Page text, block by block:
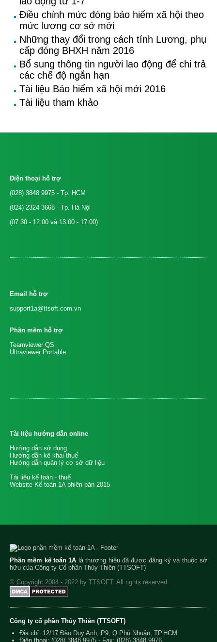
Điều chỉnh mức đóng bảo hiểm xã hội theo
mức lương cơ sở mới
Những thay đổi trong cách tính Lương, phụ
cấp đóng BHXH năm 2016
Bổ sung thông tin người lao động để chi trả
các chế độ ngắn hạn
Tài liệu Bảo hiểm xã hội mới 2016
Tài liệu tham khảo
Điện thoại hỗ trợ
(028) 3848 9975 - Tp. HCM
(024) 2324 3668 - Tp. Hà Nội
(07:30 - 12:00 và 13:00 - 17:00)
Email hỗ trợ
support1a@ttsoft.com.vn
Phần mềm hỗ trợ
Teamviewer QS
Ultraviewer Portable
Tài liệu hướng dẫn online
Hướng dẫn sử dụng
Hướng dẫn kê khai thuế
Hướng dẫn quản lý cơ sở dữ liệu
Tài liệu kế toán - thuế
Website Kế toán 1A phiên bản 2015
Phần mềm kế toán 1A là thương hiệu đã được đăng ký và thuộc sở
hữu của Công ty Cổ phần Thủy Thiên (TTSOFT)
© Copyright 2004 - 2022 by TTSOFT. All rights reserved.
Công ty cổ phần Thủy Thiên (TTSOFT)
Địa chỉ: 12/17 Đào Duy Anh, P9, Q.Phú Nhuận, TP.HCM
Điện thoại: (028) 3848 9975 - Fax: (028) 3848 9976